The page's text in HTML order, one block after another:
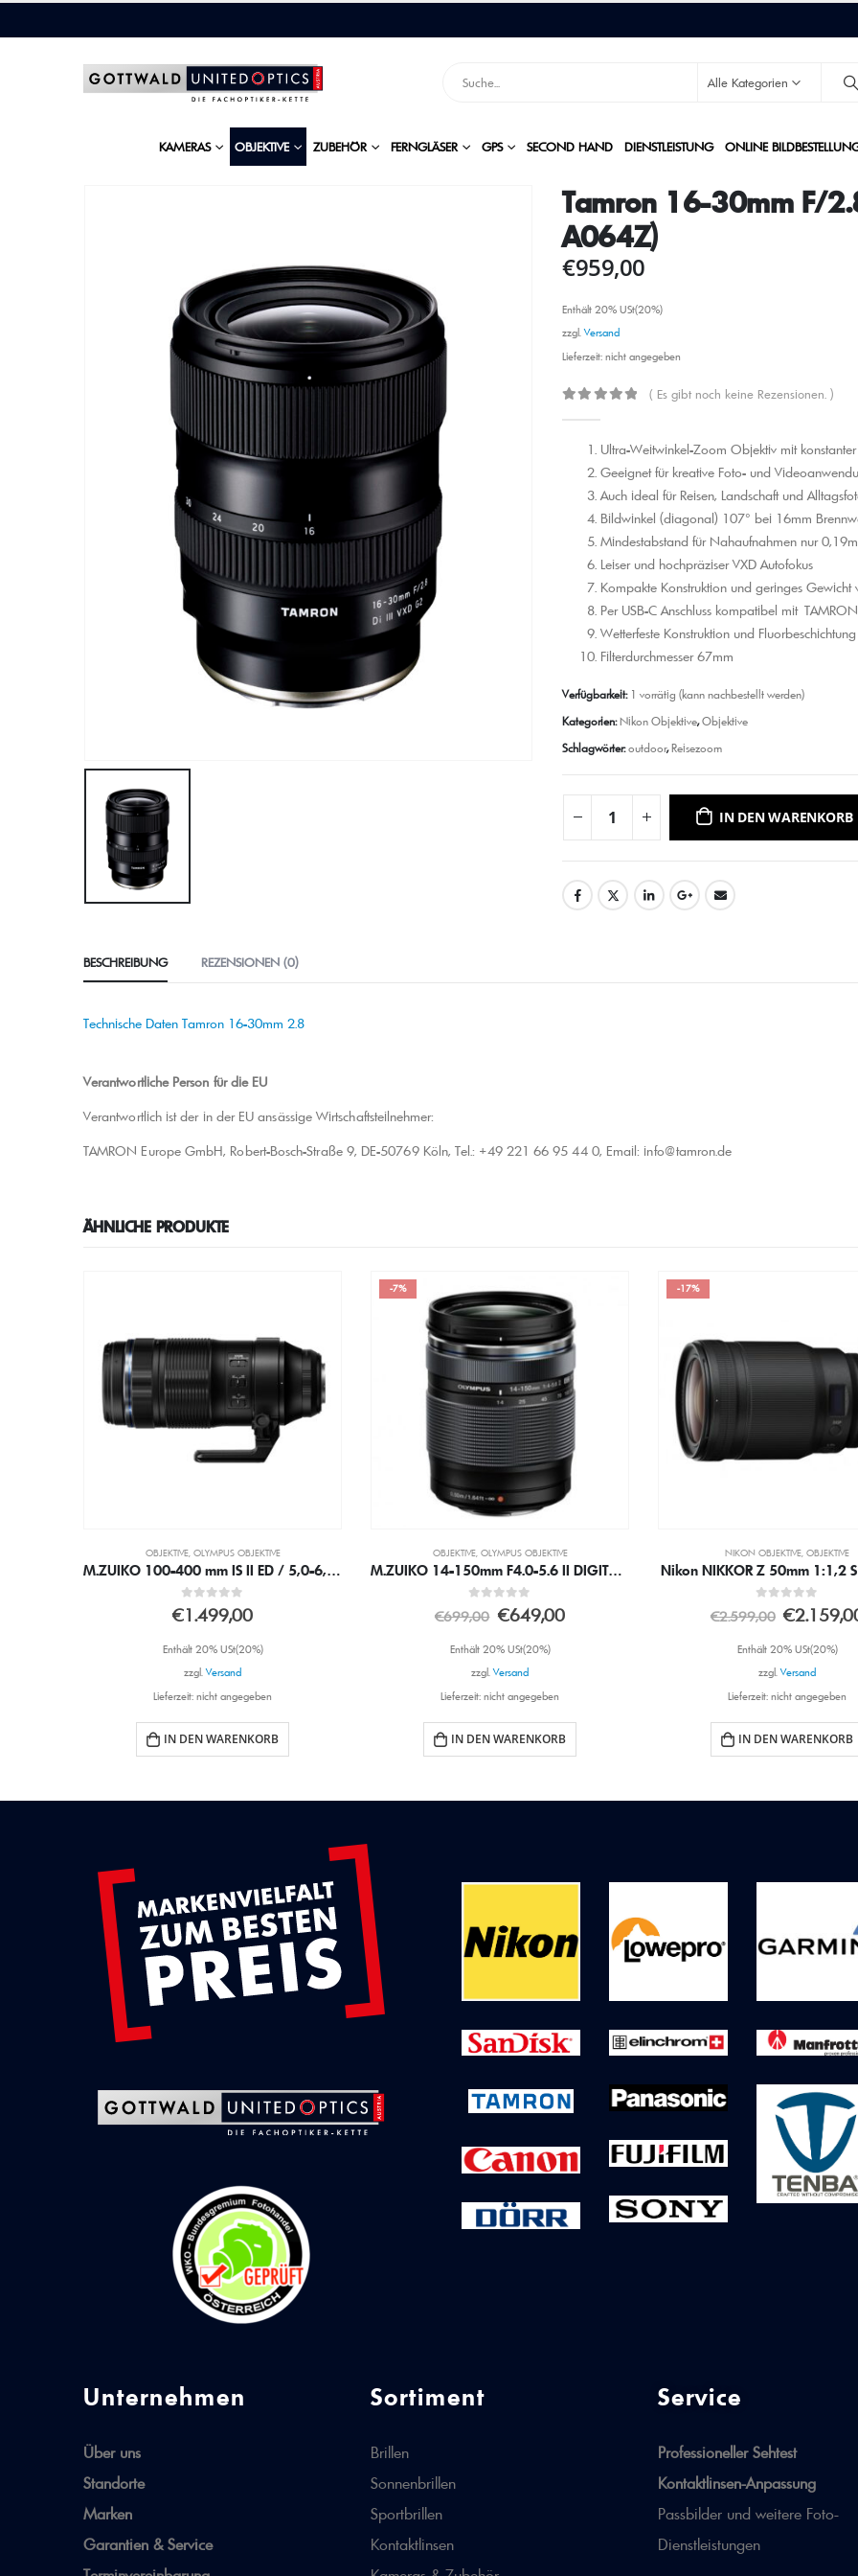
Alle Kategorien
KAMERAS OBJEKTIVE ZUBEHÖR FERNGLÄSER GPS SECOND HAND DIENSTLEISTUNG ONLINE
Tamron 16-30mm F/
A064Z)
€959,00
Enthält 20% USt(20%)
zzgl.Versand
Lieferzeit: nicht angegeben
( Es gibt noch keine Rezensionen. )
Ultra-Weitwinkel-Zoom Objektiv mit
Geeignet für kreative Foto- und
Auch ideal für Reisen, Landschaft und
Bildwinkel (diagonal) 107° bei 16mm
Mindestabstand für Nahaufnahmen nur
Leiser und hochpräziser VXD Autofokus
Kompakte Konstruktion und geringes
Per USB-C Anschluss kompatibel mit TAMRON
Wetterfeste Konstruktion und
Filterdurchmesser 67mm
Verfügbarkeit: 1 vorrätig (kann nachbestellt werden)
Kategorien:Nikon Objektive,Objektive
Schlagwörter:outdoor,Reisezoom
IN DEN WARENKORB
BESCHREIBUNG REZENSIONEN (0)
Technische Daten Tamron 16-30mm 2.8
Verantwortliche Person für die EU
Verantwortlich ist der in der EU ansässige Wirtschaftsteilnehmer:
TAMRON Europe GmbH, Robert-Bosch-Straße 9, DE-50769 Köln, Tel.: +49 221 66 95 44 0, Email: info@tamron.de
ÄHNLICHE PRODUKTE
OBJEKTIVE, OLYMPUS OBJEKTIVE
M.ZUIKO 14-150mm F4.0-5.6 II DIGITAL ED OM-SystemObjektiv
0out of 5
699,00 €649,00
Enthält 20% USt(20%)
zzgl.Versand
Lieferzeit: nicht angegeben
IN DEN WARENKORB
-17%
NIKON OBJEKTIVE,OBJEKTIVE
Nikon NIKKOR Z 50mm 1:1,2 S Objektiv
out of 5
2.599,00 €2.159,00
Enthält 20% USt(20%)
zzgl.Versand
Lieferzeit: nicht angegeben
IN DEN WARENKORB
-2%
OBJEKTIVE,SONY OBJEKTIVE
out of 5
€879,00 €859,00
Enthält 20% USt(20%)
zzgl.Versand
Lieferzeit: nicht angegeben
IN DEN WARENKORB
Unternehmen
Über uns
Standorte
Marken
Garantien & Service
Sortiment
Brillen
Sonnenbrillen
Sportbrillen
Kontaktlinsen
Service
Professioneller Sehtest
Kontaktlinsen-Anpassung
Passbilder und weitere Foto-
Dienstleistungen